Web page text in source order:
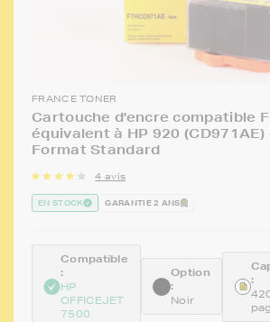
FRANCE TONER
Cartouche d'encre compatible
équivalent à HP 920 (CD971AE)
Format Standard
4 avis
EN STOCK GARANTIE 2 ANS
Compatible
:
HP
OFFICEJET
7500
Option
:
Noir
: